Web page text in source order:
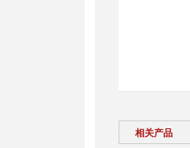
相关产品